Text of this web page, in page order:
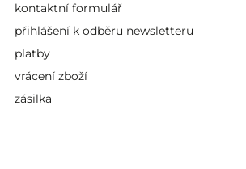
kontaktní formulář
přihlášení k odběru newsletteru
platby
vrácení zboží
zásilka